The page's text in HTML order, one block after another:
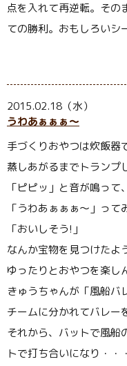
点を入れて再逆転。その
ての勝利。おもしろいシ
2015.02.18（水）
うわあぁぁぁ〜
手づくりおやつは炊飯器
蒸しあがるまでトランプ
「ピピッ」と音が鳴って
「うわあぁぁぁ〜」って
「おいしそう!」
なんか宝物を見つけたよ
ゆったりとおやつを楽し
きゅうちゃんが「風船バ
チームに分かれてバレー
それから、バットで風船
トで打ち合いになり・・・